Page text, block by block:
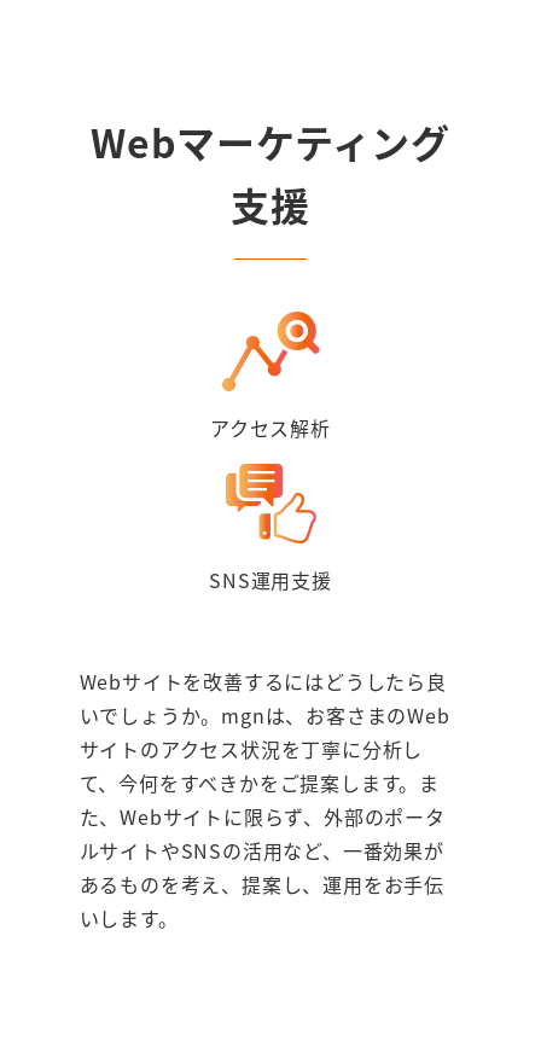
Webマーケティング
支援
アクセス解析
SNS運用支援
Webサイトを改善するにはどうしたら良
いでしょうか。mgnは、お客さまのWeb
サイトのアクセス状況を丁寧に分析し
て、今何をすべきかをご提案します。ま
た、Webサイトに限らず、外部のポータ
ルサイトやSNSの活用など、一番効果が
あるものを考え、提案し、運用をお手伝
いします。